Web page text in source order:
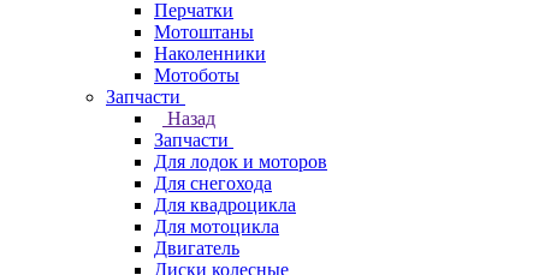
Перчатки
Мотоштаны
Наколенники
Мотоботы
Запчасти
Назад
Запчасти
Для лодок и моторов
Для снегохода
Для квадроцикла
Для мотоцикла
Двигатель
Диски колесные